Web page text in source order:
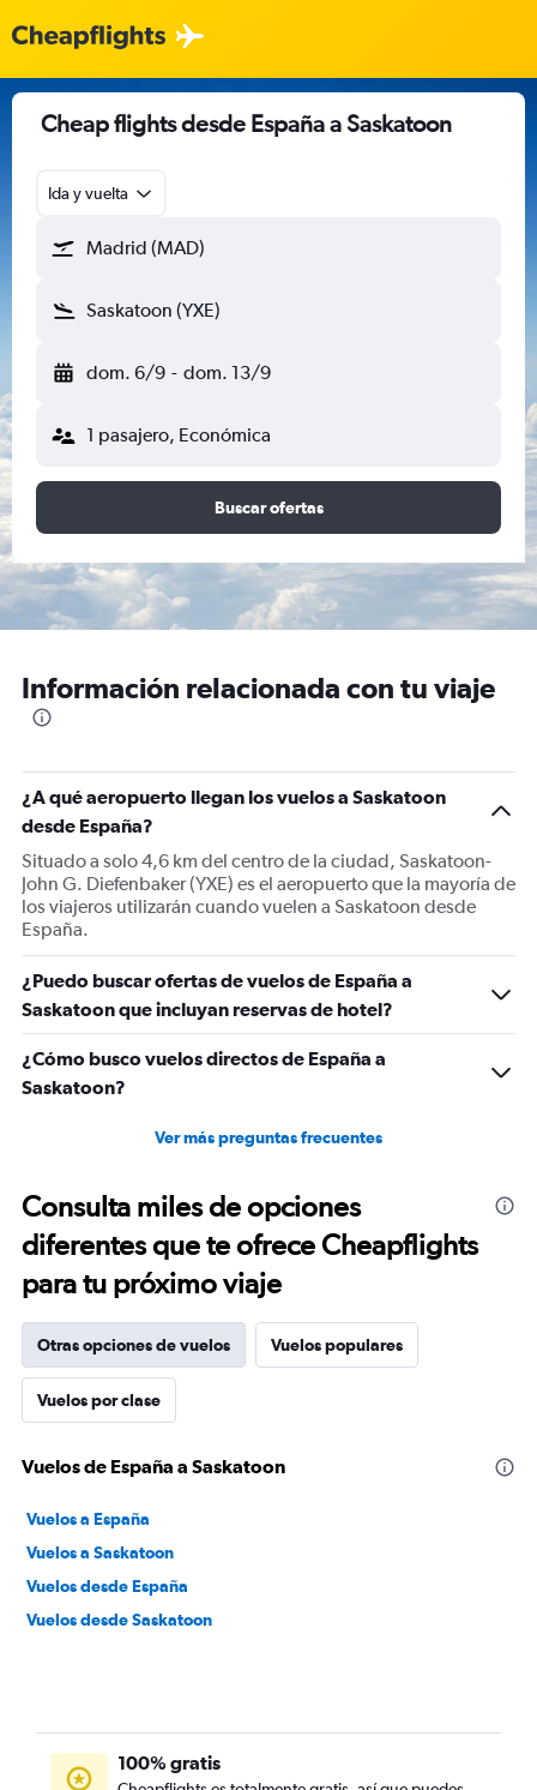
Cheap flights desde España a Saskatoon
Ida y vuelta
Madrid (MAD)
Saskatoon (YXE)
dom. 6/9 - dom. 13/9
1 pasajero, Económica
Buscar ofertas
Información relacionada con tu viaje
¿A qué aeropuerto llegan los vuelos a Saskatoon
desde España?
Situado a solo 4,6 km del centro de la ciudad, Saskatoon-
John G. Diefenbaker (YXE) es el aeropuerto que la mayoría de
los viajeros utilizarán cuando vuelen a Saskatoon desde
España.
¿Puedo buscar ofertas de vuelos de España a
Saskatoon que incluyan reservas de hotel?
¿Cómo busco vuelos directos de España a
Saskatoon?
Ver más preguntas frecuentes
Consulta miles de opciones
diferentes que te ofrece Cheapflights
para tu próximo viaje
Otras opciones de vuelos Vuelos populares
Vuelos por clase
Vuelos de España a Saskatoon
Vuelos a España
Vuelos a Saskatoon
Vuelos desde España
Vuelos desde Saskatoon
100% gratis